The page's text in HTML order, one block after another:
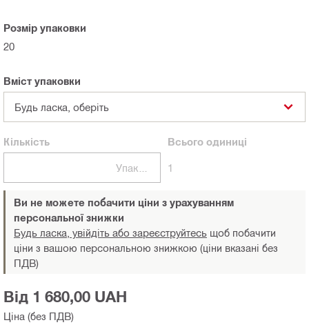
Розмір упаковки
20
Вміст упаковки
Будь ласка, оберіть
Кількість
Упаковки
Всьогоодиниці
1
Ви не можете побачити ціни з урахуванням
персональної знижки
Будь ласка, увійдіть або зареєструйтесь щоб побачити
ціни з вашою персональною знижкою (ціни вказані без
ПДВ)
Ціна (без ПДВ)
Від 1 680,00 UAH